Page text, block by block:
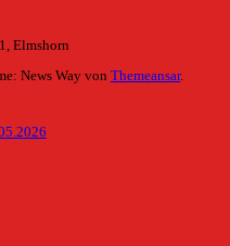
Elmshorn
News Way von Themeansar.